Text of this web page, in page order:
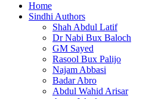
Home
Sindhi Authors
Shah Abdul Latif
Dr Nabi Bux Baloch
GM Sayed
Rasool Bux Palijo
Najam Abbasi
Badar Abro
Abdul Wahid Arisar